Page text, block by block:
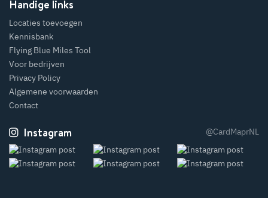
Handige links
Locaties toevoegen
Kennisbank
Flying Blue Miles Tool
Voor bedrijven
Privacy Policy
Algemene voorwaarden
Contact
Instagram @CardMaprNL